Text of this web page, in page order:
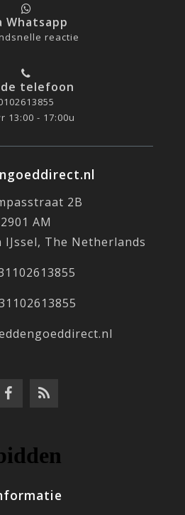
Whatsapp
reactie
de telefoon
13:00 - 17:00u
2B
2901 AM
IJssel, The Netherlands